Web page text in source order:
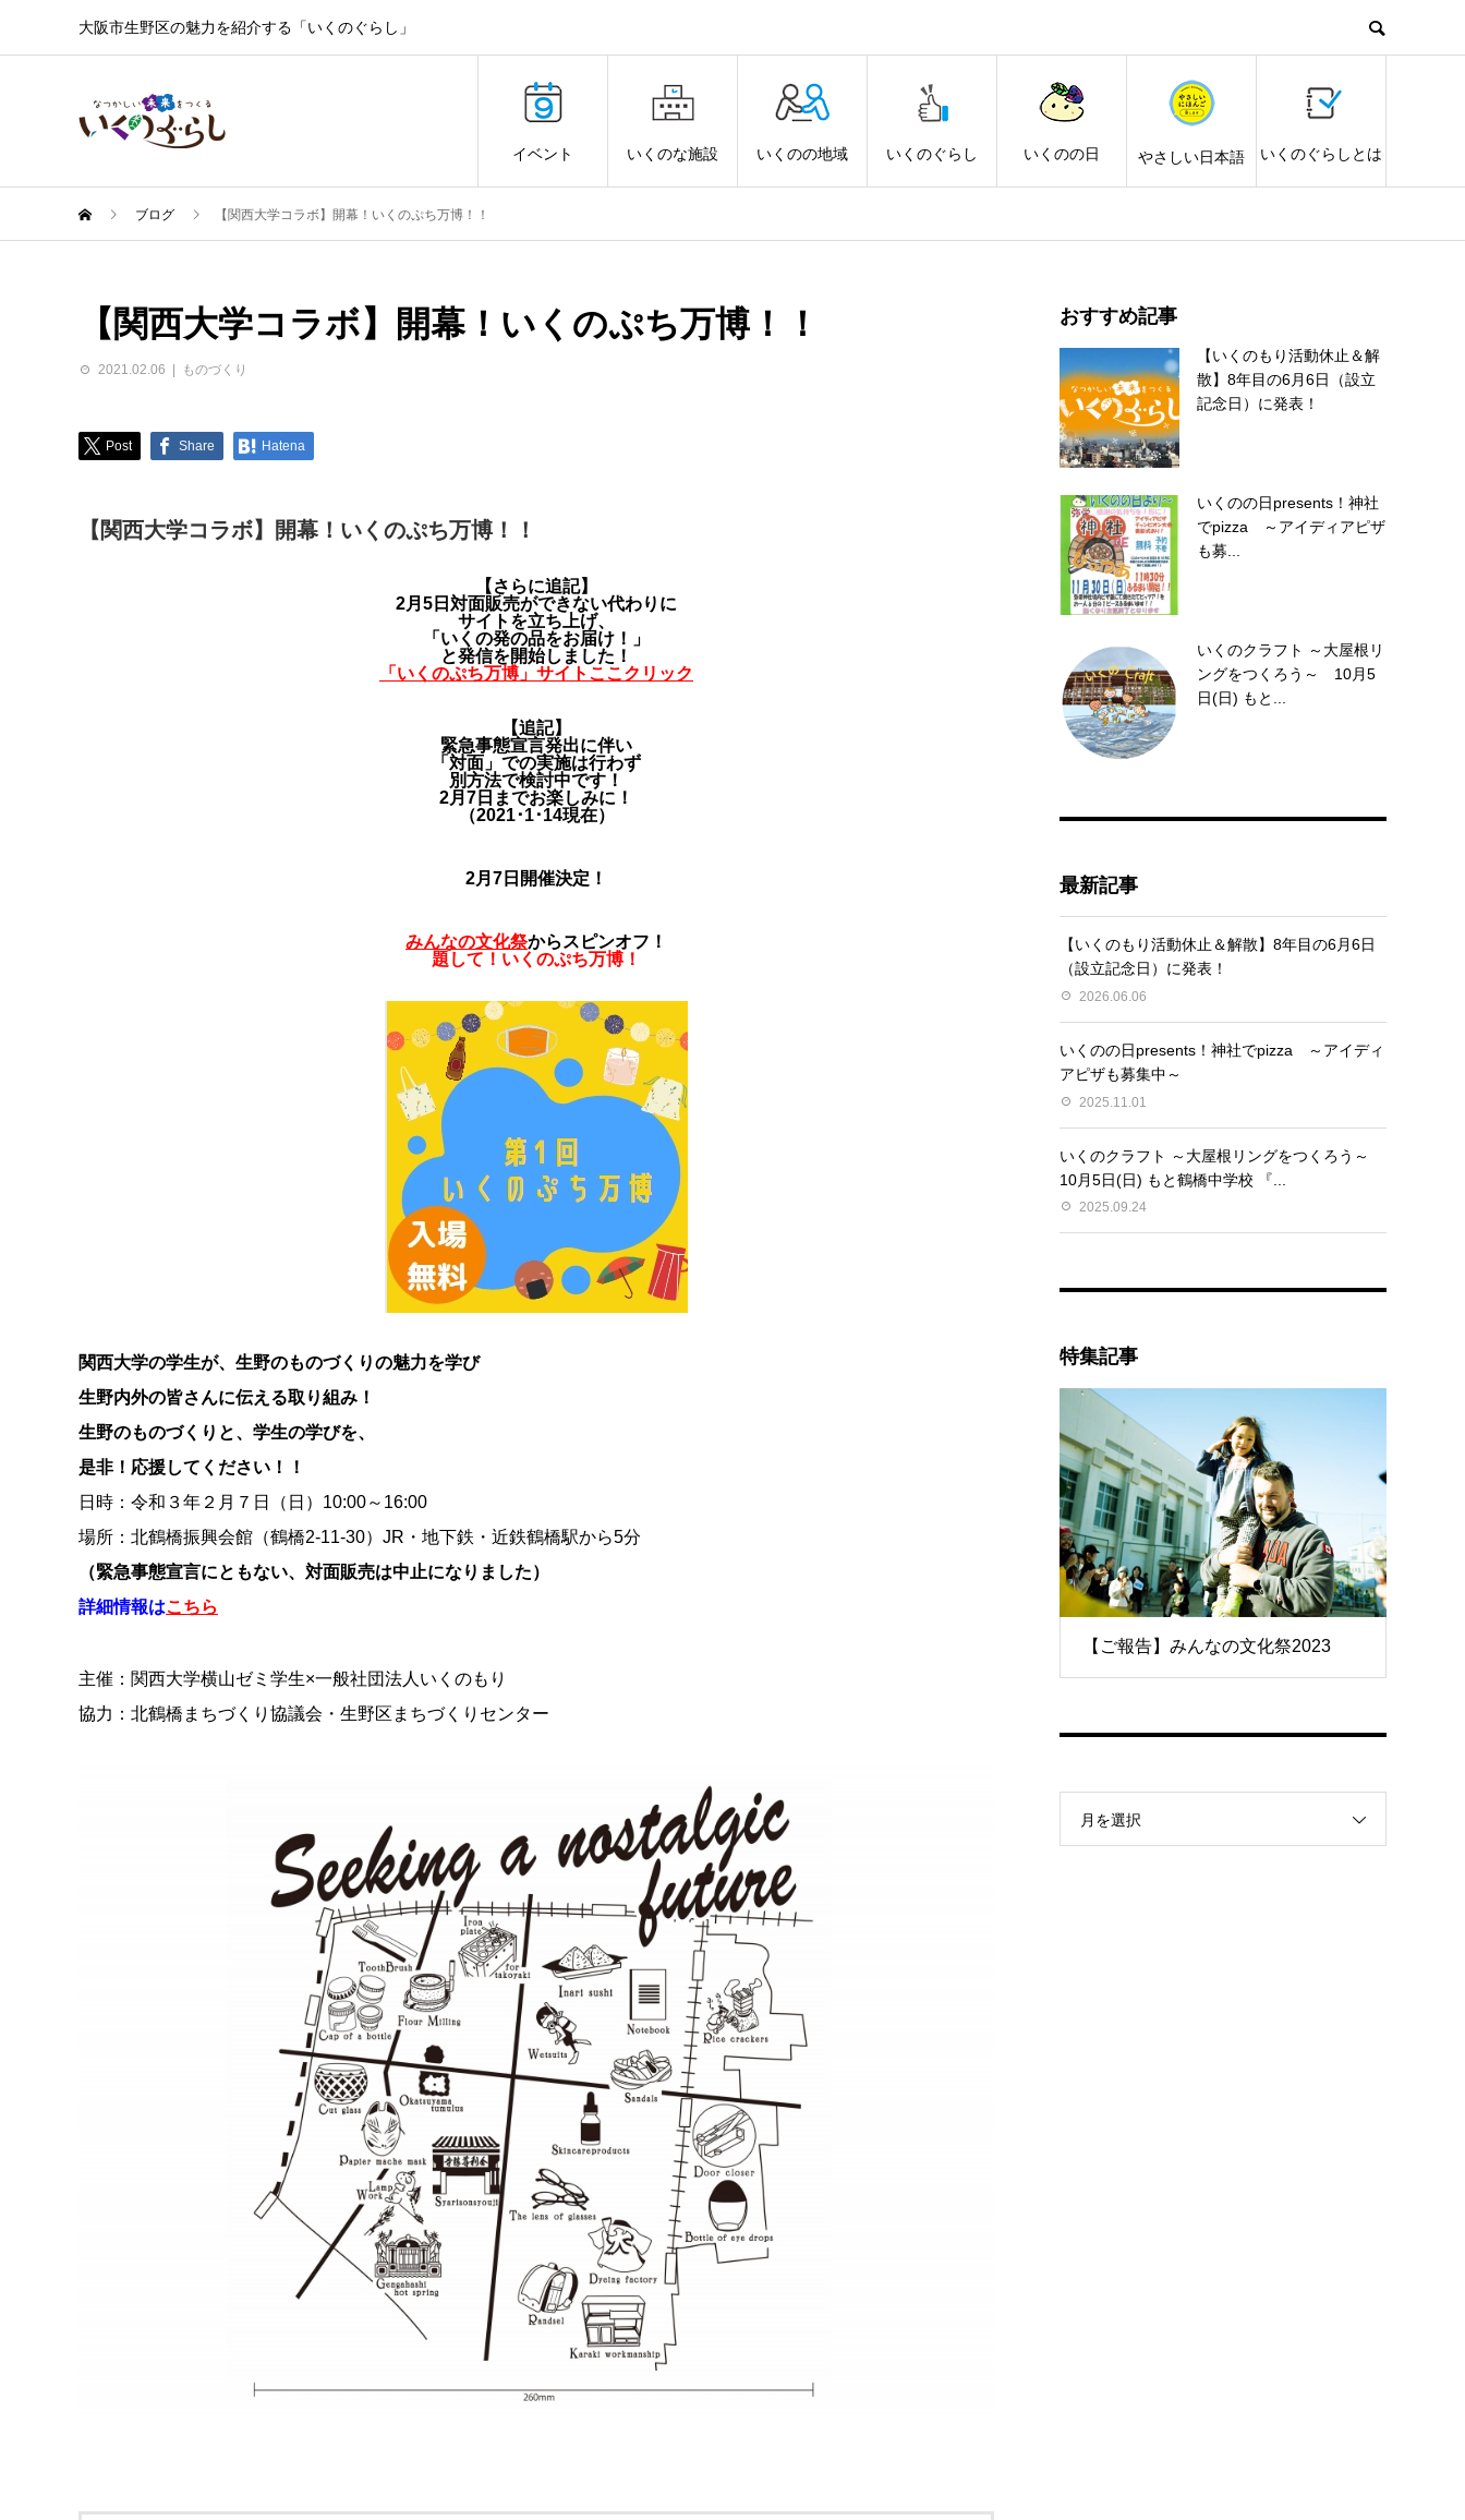
大阪市生野区の魅力を紹介する「いくのぐらし」
イベント いくのな施設 いくのの地域 いくのぐらし いくのの日 やさしい日本語 いくのぐらしとは
ブログ 【関西大学コラボ】開幕！いくのぷち万博！！
【関西大学コラボ】開幕！いくのぷち万博！！
2021.02.06 ものづくり
Post Share Hatena
【関西大学コラボ】開幕！いくのぷち万博！！
【さらに追記】
2月5日対面販売ができない代わりに
サイトを立ち上げ、
「いくの発の品をお届け！」
と発信を開始しました！
「いくのぷち万博」サイトここクリック
【追記】
緊急事態宣言発出に伴い
「対面」での実施は行わず
別方法で検討中です！
2月7日までお楽しみに！
（2021･1･14現在）
2月7日開催決定！
みんなの文化祭からスピンオフ！
題して！いくのぷち万博！
関西大学の学生が、生野のものづくりの魅力を学び
生野内外の皆さんに伝える取り組み！
生野のものづくりと、学生の学びを、
是非！応援してください！！
日時：令和３年２月７日（日）10:00～16:00
場所：北鶴橋振興会館（鶴橋2-11-30）JR・地下鉄・近鉄鶴橋駅から5分
（緊急事態宣言にともない、対面販売は中止になりました）
詳細情報はこちら
主催：関西大学横山ゼミ学生×一般社団法人いくのもり
協力：北鶴橋まちづくり協議会・生野区まちづくりセンター
おすすめ記事
【いくのもり活動休止＆解
散】8年目の6月6日（設立
記念日）に発表！
いくのの日presents！神社
でpizza ～アイディアピザ
も募...
いくのクラフト ～大屋根リ
ングをつくろう～ 10月5
日(日) もと...
最新記事
【いくのもり活動休止＆解散】8年目の6月6日
（設立記念日）に発表！
2026.06.06
いくのの日presents！神社でpizza ～アイディ
アピザも募集中～
2025.11.01
いくのクラフト ～大屋根リングをつくろう～
10月5日(日) もと鶴橋中学校 『...
2025.09.24
特集記事
【ご報告】みんなの文化祭2023
月を選択